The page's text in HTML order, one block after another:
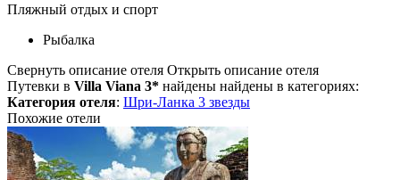
Пляжный отдых и спорт
Рыбалка
Свернуть описание отеля Открыть описание отеля
Путевки в Villa Viana 3* найдены найдены в категориях:
Категория отеля: Шри-Ланка 3 звезды
Похожие отели